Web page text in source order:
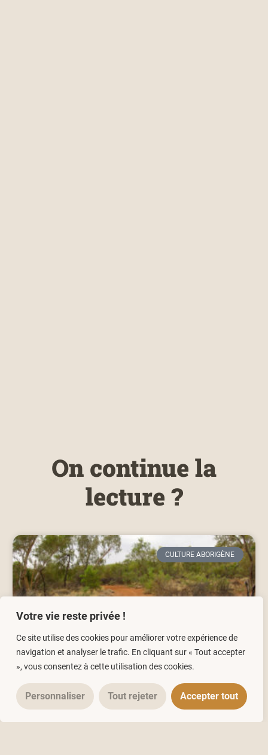
Votre vie reste privée !
Ce site utilise des cookies pour améliorer votre expérience de
navigation et analyser le trafic. En cliquant sur « Tout accepter
», vous consentez à cette utilisation des cookies.
Personnaliser Tout rejeter Accepter tout
On continue la
lecture ?
CULTURE ABORIGÈNE
Conseils (avisés !) pour celles et
ceux qui souhaiteraient aller à la